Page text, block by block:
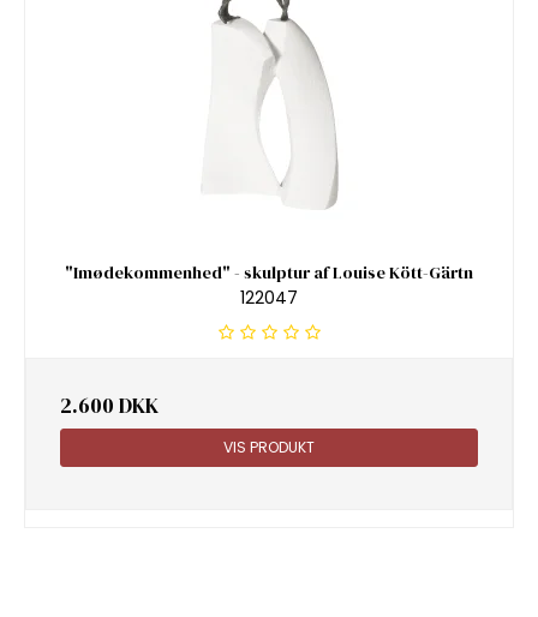
"Imødekommenhed" - skulptur af Louise Kött-Gärtn
122047
2.600 DKK
VIS PRODUKT